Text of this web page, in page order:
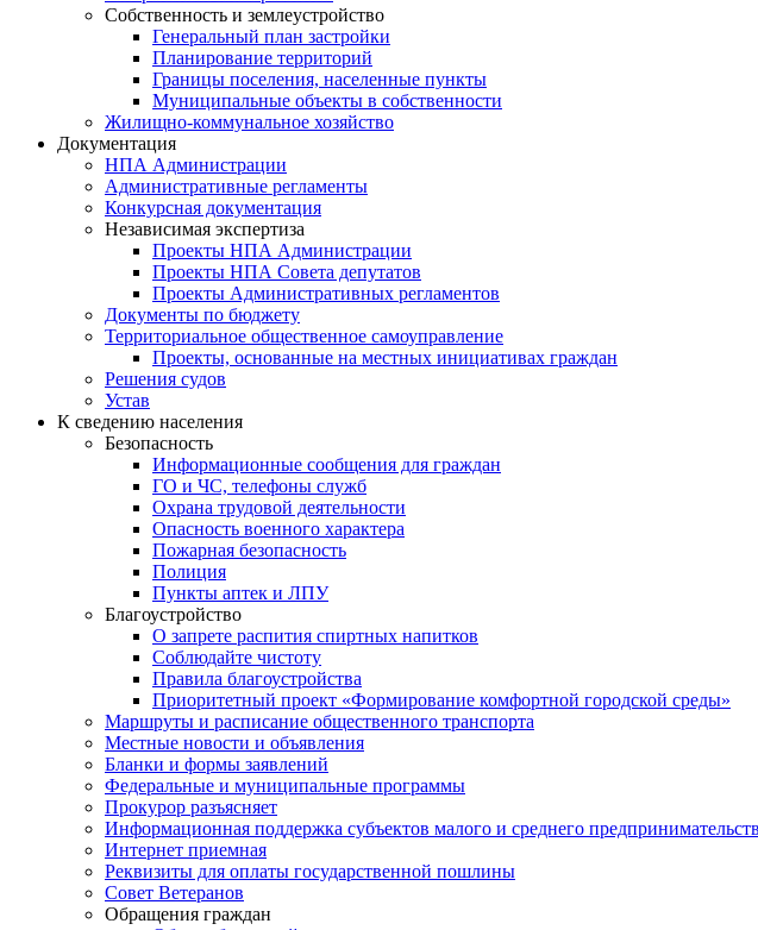
Собственность и землеустройство
Генеральный план застройки
Планирование территорий
Границы поселения, населенные пункты
Муниципальные объекты в собственности
Жилищно-коммунальное хозяйство
Документация
НПА Администрации
Административные регламенты
Конкурсная документация
Независимая экспертиза
Проекты НПА Администрации
Проекты НПА Совета депутатов
Проекты Административных регламентов
Документы по бюджету
Территориальное общественное самоуправление
Проекты, основанные на местных инициативах граждан
Решения судов
Устав
К сведению населения
Безопасность
Информационные сообщения для граждан
ГО и ЧС, телефоны служб
Охрана трудовой деятельности
Опасность военного характера
Пожарная безопасность
Полиция
Пункты аптек и ЛПУ
Благоустройство
О запрете распития спиртных напитков
Соблюдайте чистоту
Правила благоустройства
Приоритетный проект «Формирование комфортной городской среды»
Маршруты и расписание общественного транспорта
Местные новости и объявления
Бланки и формы заявлений
Федеральные и муниципальные программы
Прокурор разъясняет
Информационная поддержка субъектов малого и среднего
Интернет приемная
Реквизиты для оплаты государственной пошлины
Совет Ветеранов
Обращения граждан